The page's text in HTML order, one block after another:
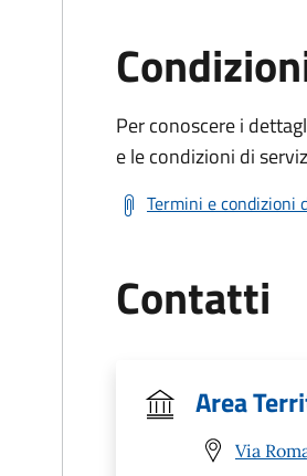
Per conoscere i
e le condizioni di
Termini e condizioni
Contatti
Area
Via